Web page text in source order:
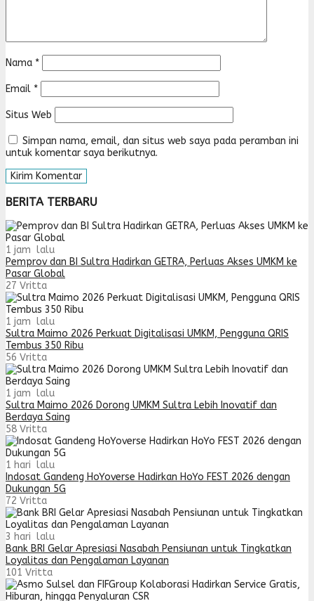
Nama *
Email *
Situs Web
Simpan nama, email, dan situs web saya pada peramban ini
untuk komentar saya berikutnya.
BERITA TERBARU
1 jam lalu
Pemprov dan BI Sultra Hadirkan GETRA, Perluas Akses UMKM ke
Pasar Global
27 Vritta
1 jam lalu
Sultra Maimo 2026 Perkuat Digitalisasi UMKM, Pengguna QRIS
Tembus 350 Ribu
56 Vritta
1 jam lalu
Sultra Maimo 2026 Dorong UMKM Sultra Lebih Inovatif dan
Berdaya Saing
58 Vritta
1 hari lalu
Indosat Gandeng HoYoverse Hadirkan HoYo FEST 2026 dengan
Dukungan 5G
72 Vritta
3 hari lalu
Bank BRI Gelar Apresiasi Nasabah Pensiunan untuk Tingkatkan
Loyalitas dan Pengalaman Layanan
101 Vritta